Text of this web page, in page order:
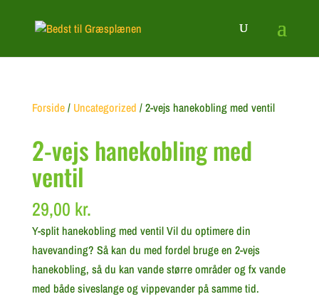
Forside/ Uncategorized / 2-vejs hanekobling med ventil
2-vejs hanekobling med
ventil
29,00 kr.
Y-split hanekobling med ventil Vil du optimere din
havevanding? Så kan du med fordel bruge en 2-vejs
hanekobling, så du kan vande større områder og fx vande
med både siveslange og vippevander på samme tid.